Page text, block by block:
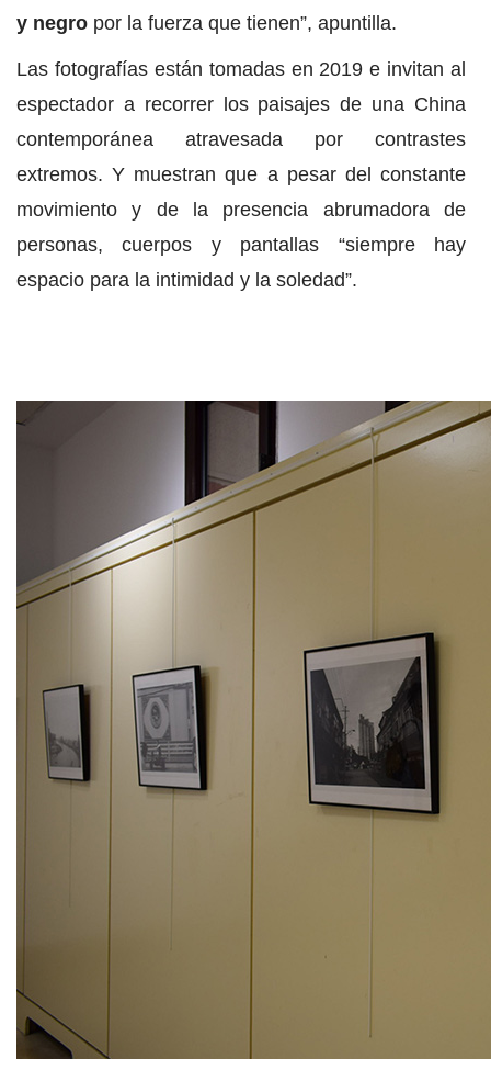
y negro por la fuerza que tienen”, apuntilla.
Las fotografías están tomadas en 2019 e invitan al
espectador a recorrer los paisajes de una China
contemporánea atravesada por contrastes
extremos. Y muestran que a pesar del constante
movimiento y de la presencia abrumadora de
personas, cuerpos y pantallas “siempre hay
espacio para la intimidad y la soledad”.